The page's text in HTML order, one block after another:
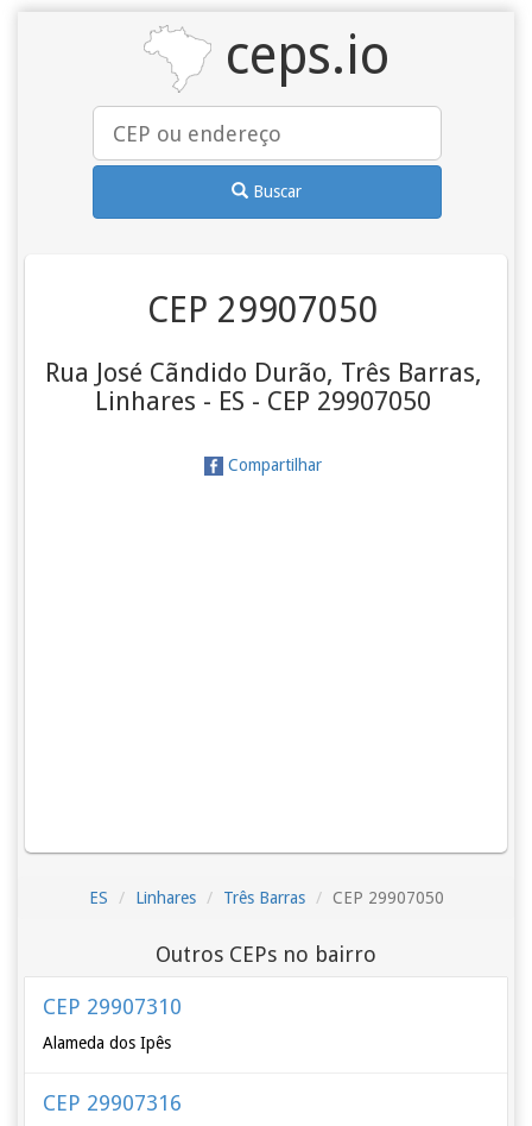
ceps.io
Buscar
CEP 29907050
Rua José Cãndido Durão, Três Barras,
Linhares - ES - CEP 29907050
Compartilhar
ES Linhares Três Barras CEP 29907050
Outros CEPs no bairro
CEP 29907310
Alameda dos Ipês
CEP 29907316